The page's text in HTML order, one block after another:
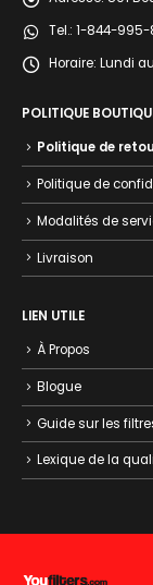
Tel.: 1-844-995-
Horaire: Lundi
POLITIQUE
Politique de
Politique de
Modalités de
Livraison
LIEN UTILE
À Propos
Blogue
Guide sur les
Lexique de la